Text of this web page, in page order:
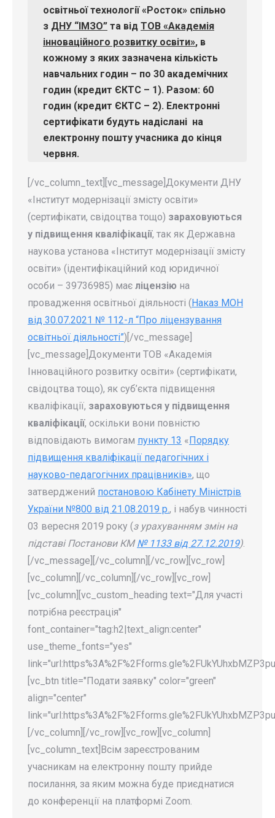
освітньої технології «Росток» спільно
з ДНУ “ІМЗО” та від ТОВ «Академія
інноваційного розвитку освіти», в
кожному з яких зазначена кількість
навчальних годин – по 30 академічних
годин (кредит ЄКТС – 1). Разом: 60
годин (кредит ЄКТС – 2). Електронні
сертифікати будуть надіслані на
електронну пошту учасника до кінця
червня.
[/vc_column_text][vc_message]Документи ДНУ
«Інститут модернізації змісту освіти»
(сертифікати, свідоцтва тощо) зараховуються
у підвищення кваліфікації, так як Державна
наукова установа «Інститут модернізації змісту
освіти» (ідентифікаційний код юридичної
особи – 39736985) має ліцензію на
провадження освітньої діяльності ( Наказ МОН
від 30.07.2021 № 112-л “Про ліцензування
освітньої діяльності”)[/vc_message]
[vc_message]Документи ТОВ «Академія
Інноваційного розвитку освіти» (сертифікати,
свідоцтва тощо), як суб’єкта підвищення
кваліфікації, зараховуються у підвищення
кваліфікації, оскільки вони повністю
відповідають вимогам пункту 13 « Порядку
підвищення кваліфікації педагогічних і
науково-педагогічних працівників», що
затверджений постановою Кабінету Міністрів
України №800 від 21.08.2019 р., і набув чинності
03 вересня 2019 року (з урахуванням змін на
підставіПостанови КМ№ 1133 від 27.12.2019).
[/vc_message][/vc_column][/vc_row][vc_row]
[vc_column][/vc_column][/vc_row][vc_row]
[vc_column][vc_custom_heading text="Для участі
потрібна реєстрація"
font_container="tag:h2|text_align:center"
use_theme_fonts="yes"
[vc_btn title="Подати заявку" color="green"
align="center"
[/vc_column][/vc_row][vc_row][vc_column]
[vc_column_text]Всім зареєстрованим
учасникам на електронну пошту прийде
посилання, за яким можна буде приєднатися
до конференції на платформі Zoom.